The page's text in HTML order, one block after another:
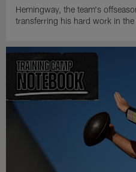
Hemingway, the team's
transferring his hard work in